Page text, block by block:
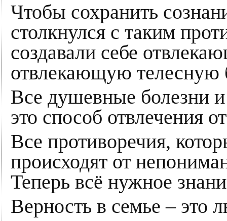
Чтобы сохранить
столкнулся с таким
создавали себе
отвлекающую телесную
Все душевные болезни
это способ отвлечения
Все противоречия,
происходят от
Теперь всё нужное
Верность в семье – это